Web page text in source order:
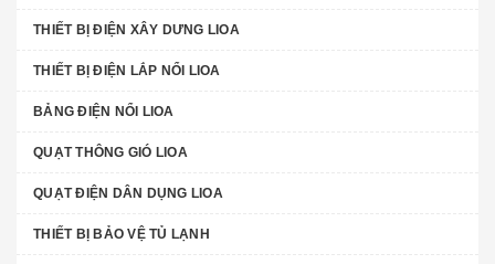
THIẾT BỊ ĐIỆN XÂY DƯNG LIOA
THIẾT BỊ ĐIỆN LẮP NỔI LIOA
BẢNG ĐIỆN NỔI LIOA
QUẠT THÔNG GIÓ LIOA
QUẠT ĐIỆN DÂN DỤNG LIOA
THIẾT BỊ BẢO VỆ TỦ LẠNH